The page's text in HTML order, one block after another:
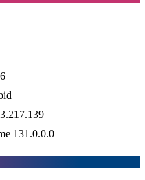
131.0.0.0